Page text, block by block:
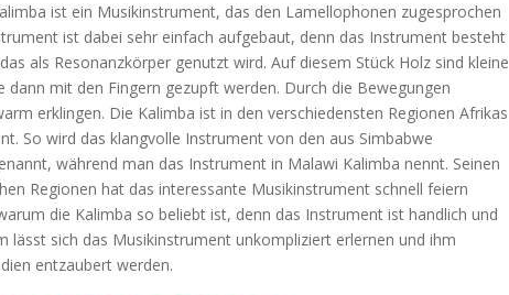
ist ein Musikinstrument, das den Lamellophonen zugesprochen
ist dabei sehr einfach aufgebaut, denn das Instrument besteht
als Resonanzkörper genutzt wird. Auf diesem Stück Holz sind kleine
dann mit den Fingern gezupft werden. Durch die Bewegungen
erklingen. Die Kalimba ist in den verschiedensten Regionen Afrikas
So wird das klangvolle Instrument von den aus Simbabwe
während man das Instrument in Malawi Kalimba nennt. Seinen
Regionen hat das interessante Musikinstrument schnell feiern
die Kalimba so beliebt ist, denn das Instrument ist handlich und
lässt sich das Musikinstrument unkompliziert erlernen und ihm
entzaubert werden.